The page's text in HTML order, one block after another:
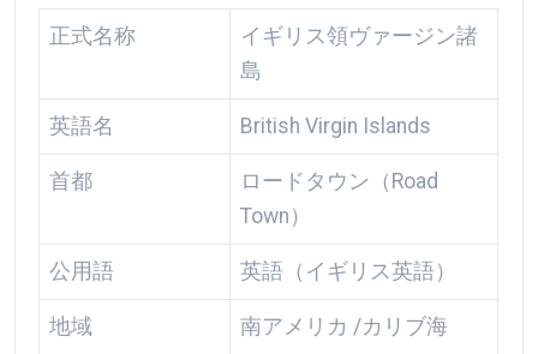
正式名称
イギリス領ヴァージン諸
島
英語名 British Virgin Islands
首都
ロードタウン（Road
Town）
公用語 英語（イギリス英語）
地域 南アメリカ /カリブ海